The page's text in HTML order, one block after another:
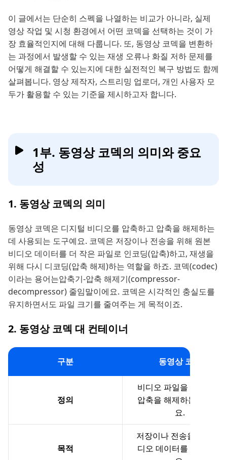
이 글에서는 단순히 스펙을 나열하는 비교가 아니라, 실제
영상 작업 및 시청 환경에서 어떤 코덱을 선택하는 것이 가
장 효율적인지에 대해 다룹니다. 또, 동영상 코덱을 변환하
는 과정에서 발생할 수 있는 재생 오류나 화질 저하 문제를
어떻게 해결할 수 있는지에 대한 실전적인 복구 방법도 함께
살펴봅니다. 영상 제작자, 스트리밍 업로더, 개인 사용자 모
두가 활용할 수 있는 기준을 제시하고자 합니다.
1부. 동영상 코덱의 의미와 중요
성
1. 동영상 코덱의 의미
동영상 코덱은 디지털 비디오를 압축하고 압축을 해제하는
데 사용되는 도구예요. 코덱은 저장이나 전송을 위해 원본
비디오 데이터를 더 작은 파일로 인코딩(압축)하고, 재생을
위해 다시 디코딩(압축 해제)하는 역할을 하죠. 코덱(codec)
이라는 용어는압축기-압축 해제기(compressor-
decompressor) 줄임말이에요. 코덱은 시각적인 충실도를
유지하면서도 파일 크기를 줄여주는 게 목적이죠.
2. 동영상 코덱 대 컨테이너
구분 동영상 코덱
정의
비디오 파일을 압축하고
압축을 해제하는 도구예
요.
목적
저장이나 전송을 위해 비
디오 데이터를 인코딩해